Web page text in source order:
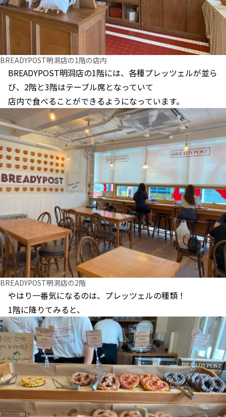
BREADYPOST明洞店の1階の店内
BREADYPOST明洞店の1階には、各種プレッツェルが並ら
び、2階と3階はテーブル席となっていて
店内で食べることができるようになっています。
BREADYPOST明洞店の2階
やはり一番気になるのは、プレッツェルの種類！
1階に降りてみると、